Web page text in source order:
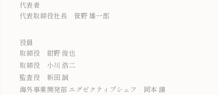
代表者
代表取締役社長 笹野 雄一郎
役員
取締役 紺野 俊也
取締役 小川 浩二
監査役 新田 誠
海外事業開発部 エグゼクティブシェフ 岡本 譲